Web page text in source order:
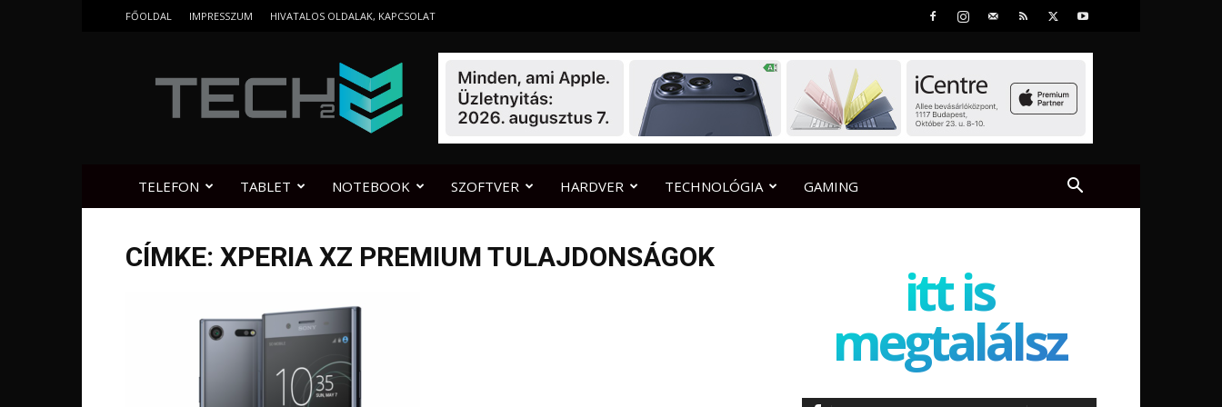
FŐOLDAL IMPRESSZUM HIVATALOS OLDALAK, KAPCSOLAT
TELEFON TABLET NOTEBOOK SZOFTVER HARDVER TECHNOLÓGIA GAMING
CÍMKE: XPERIA XZ PREMIUM TULAJDONSÁGOK
itt is
megtalálsz